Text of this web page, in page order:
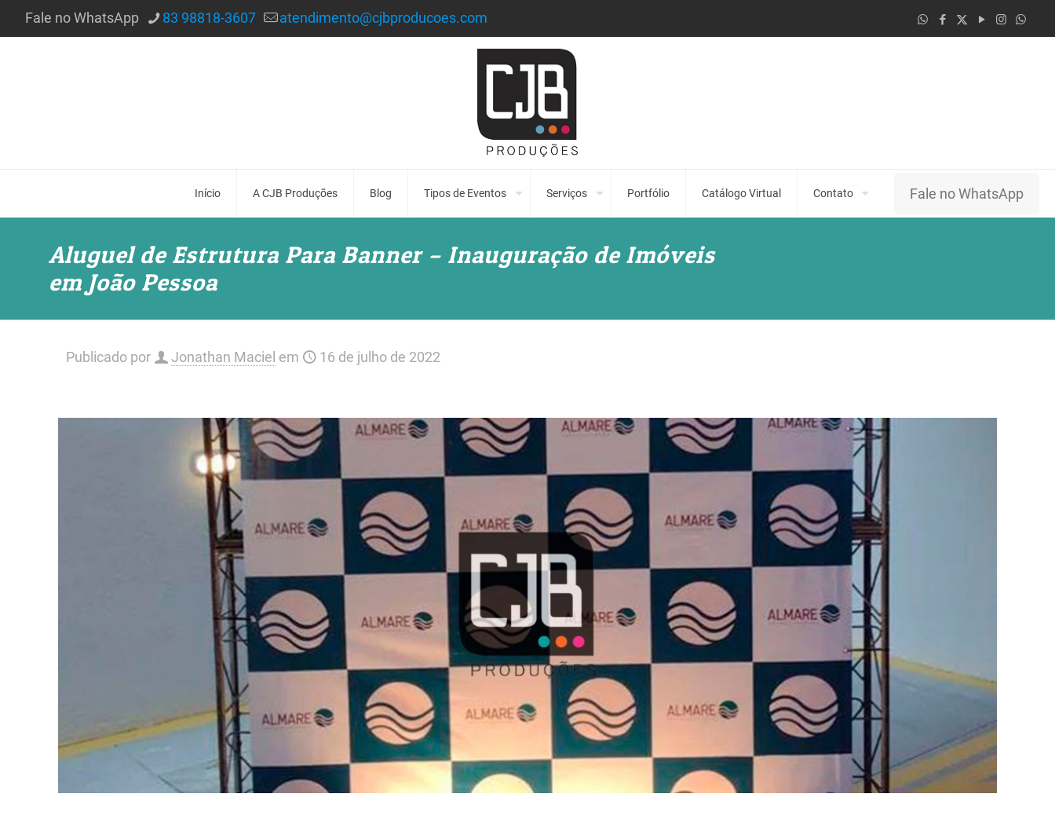
Fale no WhatsApp 83 98818-3607 atendimento@cjbproducoes.com
Início A CJB Produções Blog Tipos de Eventos Serviços Portfólio Catálogo Virtual Contato Fale no WhatsApp
Aluguel de Estrutura Para Banner – Inauguração de Imóveis
em João Pessoa
Publicado por Jonathan Maciel em 16 de julho de 2022